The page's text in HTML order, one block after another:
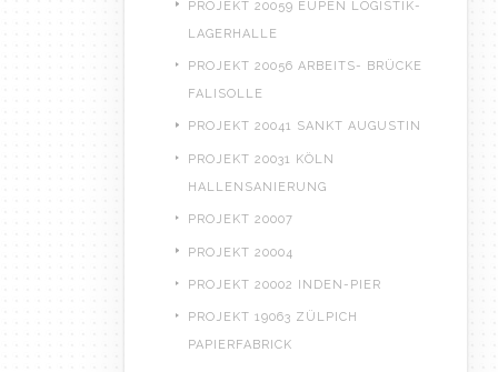
PROJEKT 20059 EUPEN LOGISTIK-
LAGERHALLE
PROJEKT 20056 ARBEITS- BRÜCKE
FALISOLLE
PROJEKT 20041 SANKT AUGUSTIN
PROJEKT 20031 KÖLN
HALLENSANIERUNG
PROJEKT 20007
PROJEKT 20004
PROJEKT 20002 INDEN-PIER
PROJEKT 19063 ZÜLPICH
PAPIERFABRICK